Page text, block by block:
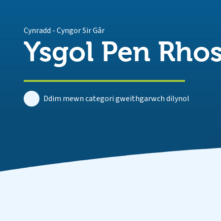
Cynradd -Cyngor Sir Gâr
Ysgol Pen
Ddim mewn categori gweithgarwch dilynol